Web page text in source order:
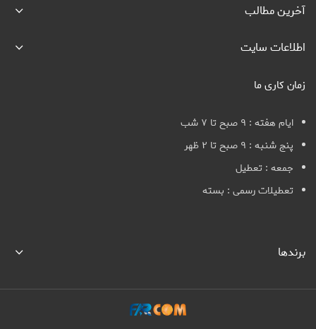
آخرین مطالب
اطلاعات سایت
زمان کاری ما
ایام هفته : ۹ صبح تا ۷ شب
پنج شنبه : ۹ صبح تا ۲ ظهر
جمعه : تعطیل
تعطیلات رسمی : بسته
برندها